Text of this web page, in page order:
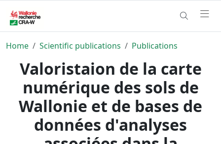
Home Scientific publications Publications
Valoristaion de la carte
numérique des sols de
Wallonie et de bases de
données d'analyses